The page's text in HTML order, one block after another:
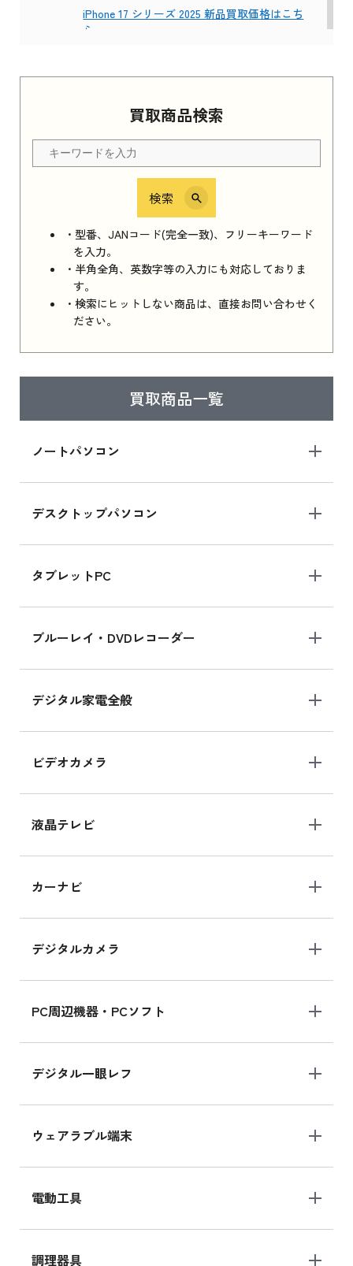
買取商品検索
検索
・型番、JANコード(完全一致)、フリーキーワード
を入力。
・半角全角、英数字等の入力にも対応しておりま
す。
・検索にヒットしない商品は、直接お問い合わせく
ださい。
買取商品一覧
ノートパソコン
デスクトップパソコン
タブレットPC
ブルーレイ・DVDレコーダー
デジタル家電全般
ビデオカメラ
液晶テレビ
カーナビ
デジタルカメラ
PC周辺機器・PCソフト
デジタル一眼レフ
ウェアラブル端末
電動工具
調理器具
iPhone 17 シリーズ 2025 新品買取価格はこち
ら
Apple Watch Series 11 2025 新品買取価格はこ
ちら
iPhone 16e シリーズ 2025
iPhone 16e シリーズ 2025 新品買取価格はこち
ら
iPad 11インチ 2025年春モデル
はこちら
ら
iPad mini シリーズ 2024
iPad mini 8.3インチ の新品買取価格
iPhone 16 シリーズ
iPhone 16 の新品買取価格
iPad Air 11インチ シリーズ
iPad Air 11インチ の新品買取価格
iPhone 15 128GB シリーズ
iPhone 15 128GB の新品買取価格
MK2K3J/Aの新品買取価格はこちら